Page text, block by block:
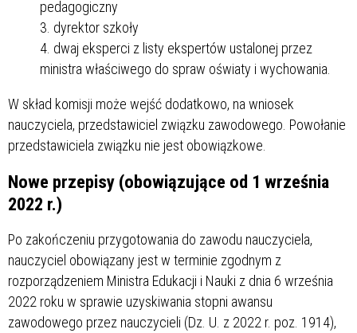
pedagogiczny
dyrektor szkoły
dwaj eksperci z listy ekspertów ustalonej przez
ministra właściwego do spraw oświaty i wychowania.
W skład komisji może wejść dodatkowo, na wniosek
nauczyciela, przedstawiciel związku zawodowego. Powołanie
przedstawiciela związku nie jest obowiązkowe.
Nowe przepisy (obowiązujące od 1 września
2022 r.)
Po zakończeniu przygotowania do zawodu nauczyciela,
nauczyciel obowiązany jest w terminie zgodnym z
rozporządzeniem Ministra Edukacji i Nauki z dnia 6 września
2022 roku w sprawie uzyskiwania stopni awansu
zawodowego przez nauczycieli (Dz. U. z 2022 r. poz. 1914),